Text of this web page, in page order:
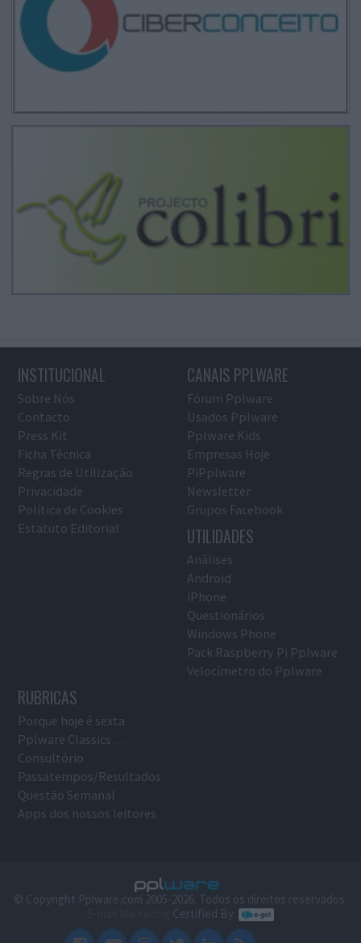
INSTITUCIONAL
Sobre Nós
Contacto
Press Kit
Ficha Técnica
Regras de Utilização
Privacidade
Política de Cookies
Estatuto Editorial
CANAIS PPLWARE
Fórum Pplware
Usados Pplware
Pplware Kids
Empresas Hoje
PiPplware
Newsletter
Grupos Facebook
UTILIDADES
Análises
Android
iPhone
Questionários
Windows Phone
Pack Raspberry Pi Pplware
Velocímetro do Pplware
RUBRICAS
Porque hoje é sexta
Pplware Classics…
Consultório
Passatempos/Resultados
Questão Semanal
Apps dos nossos leitores
© Copyright Pplware.com 2005-2026. Todos os direitos reservados.
Certified By: